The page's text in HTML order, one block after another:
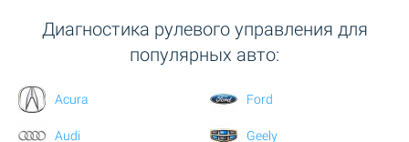
Диагностика рулевого управления для
популярных авто:
Acura
Audi
Ford
Geely